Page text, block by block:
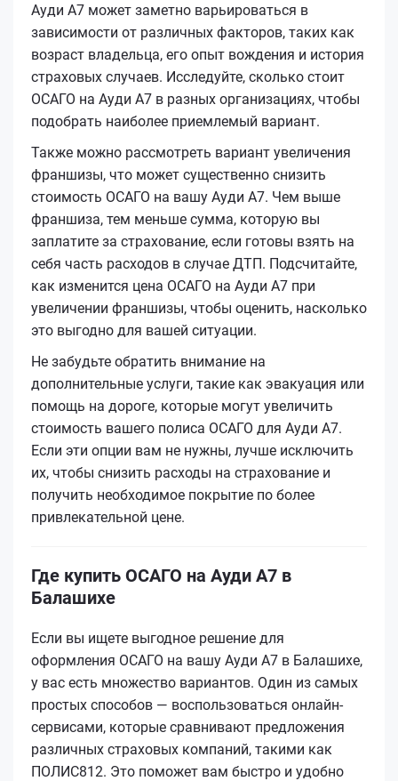
Ауди А7 может заметно варьироваться в
зависимости от различных факторов, таких как
возраст владельца, его опыт вождения и история
страховых случаев. Исследуйте, сколько стоит
ОСАГО на Ауди А7 в разных организациях, чтобы
подобрать наиболее приемлемый вариант.
Также можно рассмотреть вариант увеличения
франшизы, что может существенно снизить
стоимость ОСАГО на вашу Ауди А7. Чем выше
франшиза, тем меньше сумма, которую вы
заплатите за страхование, если готовы взять на
себя часть расходов в случае ДТП. Подсчитайте,
как изменится цена ОСАГО на Ауди А7 при
увеличении франшизы, чтобы оценить, насколько
это выгодно для вашей ситуации.
Не забудьте обратить внимание на
дополнительные услуги, такие как эвакуация или
помощь на дороге, которые могут увеличить
стоимость вашего полиса ОСАГО для Ауди А7.
Если эти опции вам не нужны, лучше исключить
их, чтобы снизить расходы на страхование и
получить необходимое покрытие по более
привлекательной цене.
Где купить ОСАГО на Ауди А7 в
Балашихе
Если вы ищете выгодное решение для
оформления ОСАГО на вашу Ауди А7 в Балашихе,
у вас есть множество вариантов. Один из самых
простых способов — воспользоваться онлайн-
сервисами, которые сравнивают предложения
различных страховых компаний, такими как
ПОЛИС812. Это поможет вам быстро и удобно